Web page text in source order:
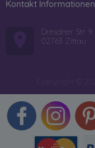
Kontakt Informationen
Dresdner Str. 9
02763 Zittau